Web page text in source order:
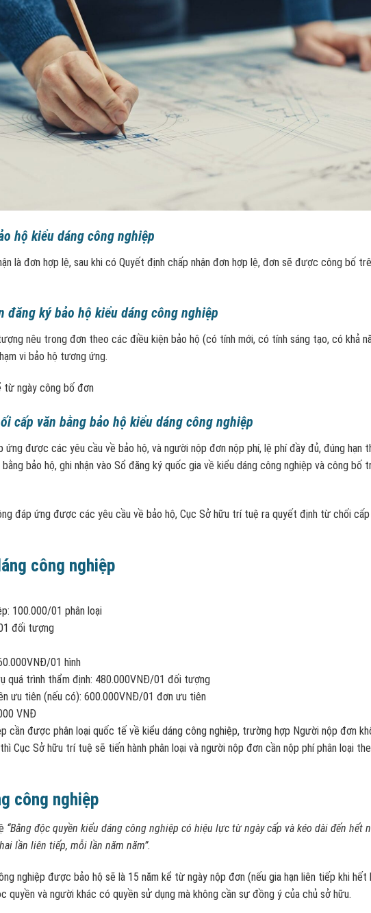
hộ kiểu dáng công nghiệp
là đơn hợp lệ, sau khi có Quyết định chấp nhận đơn hợp lệ, đơn sẽ được công bố
đăng ký bảo hộ kiểu dáng công nghiệp
nêu trong đơn theo các điều kiện bảo hộ (có tính mới, có tính sáng tạo, có khả
vi bảo hộ tương ứng.
từ ngày công bố đơn
cấp văn bằng bảo hộ kiểu dáng công nghiệp
được các yêu cầu về bảo hộ, và người nộp đơn nộp phí, lệ phí đầy đủ, đúng hạn
bảo hộ, ghi nhận vào Sổ đăng ký quốc gia về kiểu dáng công nghiệp và công bố
đáp ứng được các yêu cầu về bảo hộ, Cục Sở hữu trí tuệ ra quyết định từ chối cấp
công nghiệp
100.000/01 phân loại
đối tượng
01 hình
quá trình thẩm định: 480.000VNĐ/01 đối tượng
ưu tiên (nếu có): 600.000VNĐ/01 đơn ưu tiên
VNĐ
cần được phân loại quốc tế về kiểu dáng công nghiệp, trường hợp Người nộp đơn
Cục Sở hữu trí tuệ sẽ tiến hành phân loại và người nộp đơn cần nộp phí phân loại
công nghiệp
“Bằng độc quyền kiểu dáng công nghiệp có hiệu lực từ ngày cấp và kéo dài đến hết
lần liên tiếp, mỗi lần năm năm”.
nghiệp được bảo hộ sẽ là 15 năm kể từ ngày nộp đơn (nếu gia hạn liên tiếp khi hết
quyền và người khác có quyền sử dụng mà không cần sự đồng ý của chủ sở hữu.